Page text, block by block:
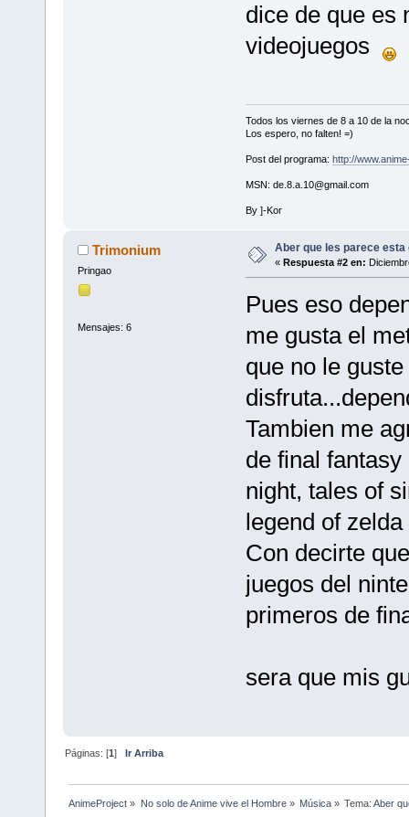
dice de que es
videojuegos
Todos los viernes de 8 a 10 de la
Los espero, no falten! =)
Post del programa: http://
MSN: de.8.a.10@gmail.com
By ]-Kor
Trimonium
Pringao
Mensajes: 6
Aber que les parece esta
« Respuesta #2 en:
Pues eso
me gusta el
que no le
Tambien me
de final
night, tales of
legend of
Con decirte
juegos del
primeros de
sera que mis
Páginas: [1]Ir Arriba
AnimeProject » No solo de Anime vive el Hombre» Música» Tema:Aber